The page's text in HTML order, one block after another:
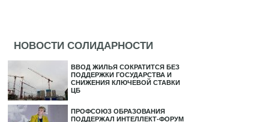
НОВОСТИ СОЛИДАРНОСТИ
ВВОД ЖИЛЬЯ СОКРАТИТСЯ БЕЗ
ПОДДЕРЖКИ ГОСУДАРСТВА И
СНИЖЕНИЯ КЛЮЧЕВОЙ СТАВКИ
ЦБ
ПРОФСОЮЗ ОБРАЗОВАНИЯ
ПОДДЕРЖАЛ ИНТЕЛЛЕКТ-ФОРУМ